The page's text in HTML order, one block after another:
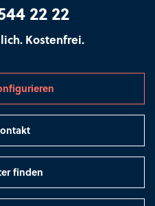
22 22
Kostenfrei.
finden